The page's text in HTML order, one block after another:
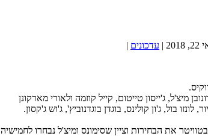
| עדכונים |
מיצ'ל, ג'ייסון טייטום, קייל קוזמה ולאורי מארקונן
לונזו בול, ג'ון קולינס, בוגדן בוגדנוביץ', ג'וש ג'קסון.